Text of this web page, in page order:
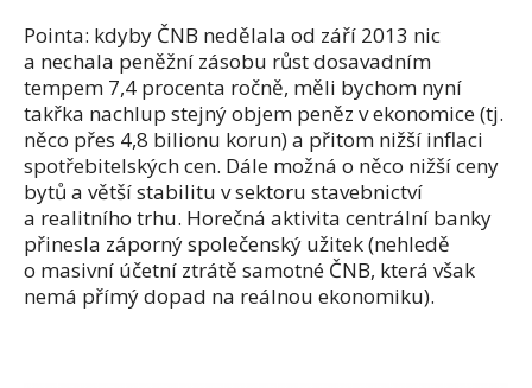
Pointa: kdyby ČNB nedělala od září 2013 nic
a nechala peněžní zásobu růst dosavadním
tempem 7,4 procenta ročně, měli bychom nyní
takřka nachlup stejný objem peněz v ekonomice (tj.
něco přes 4,8 bilionu korun) a přitom nižší inflaci
spotřebitelských cen. Dále možná o něco nižší ceny
bytů a větší stabilitu v sektoru stavebnictví
a realitního trhu. Horečná aktivita centrální banky
přinesla záporný společenský užitek (nehledě
o masivní účetní ztrátě samotné ČNB, která však
nemá přímý dopad na reálnou ekonomiku).